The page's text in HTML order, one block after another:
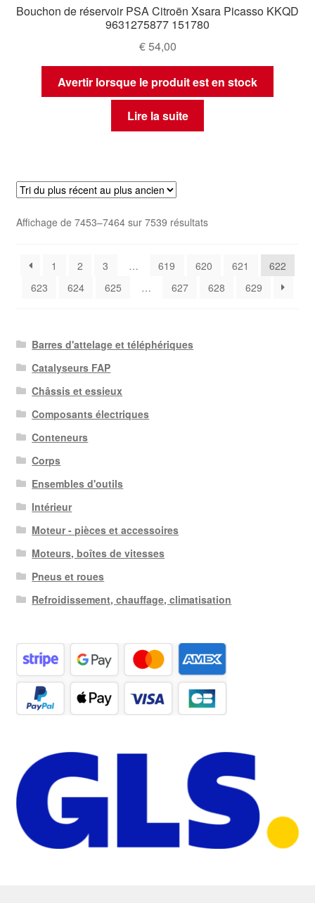
Bouchon de réservoir PSA Citroën Xsara Picasso KKQD
9631275877 151780
€54,00
Avertir lorsque le produit est en stock
Lire la suite
Affichage de 7453–7464 sur 7539 résultatsTrié
récent
au
1 2 3 … 619 620 621
622
623
624 625 … 627 628 629
Barres d'attelage et téléphériques
Catalyseurs FAP
Châssis et essieux
Composants électriques
Conteneurs
Corps
Ensembles d'outils
Intérieur
Moteur - pièces et accessoires
Moteurs, boîtes de vitesses
Pneus et roues
Refroidissement, chauffage, climatisation